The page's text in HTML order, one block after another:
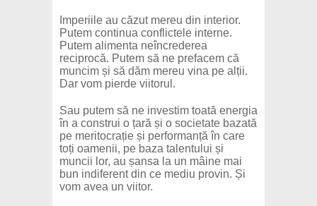
Imperiile au căzut mereu din interior.
Putem continua conflictele interne.
Putem alimenta neîncrederea
reciprocă. Putem să ne prefacem că
muncim și să dăm mereu vina pe alții.
Dar vom pierde viitorul.
Sau putem să ne investim toată energia
în a construi o țară și o societate bazată
pe meritocrație și performanță în care
toți oamenii, pe baza talentului și
muncii lor, au șansa la un mâine mai
bun indiferent din ce mediu provin. Și
vom avea un viitor.